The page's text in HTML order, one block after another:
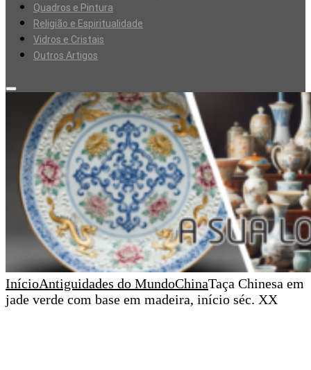
Quadros e Pintura
Religião e Espiritualidade
Vidros e Cristais
Outros Artigos
InícioAntiguidades do MundoChinaTaça Chinesa em
jade verde com base em madeira, início séc. XX